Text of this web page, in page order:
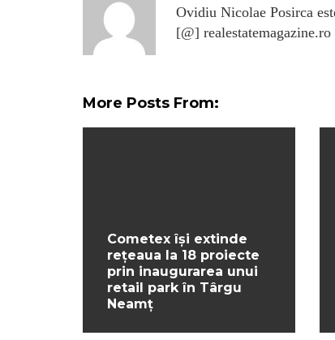
Ovidiu Nicolae Posirca
[@] realestatemagazine.ro
More Posts From:
Cometex își extinde
rețeaua la 18 proiecte
prin inaugurarea unui
retail park în Târgu
Neamț